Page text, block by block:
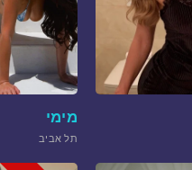
מימי
תל אביב